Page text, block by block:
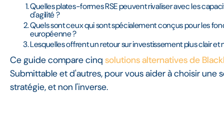
Quelles plates-formes RSE peuvent rivaliser avec les
d'agilité ?
Quels sont ceux qui sont spécialement conçus pour les
européenne ?
Lesquelles offrent un retour sur investissement plus clair et
Ce guide compare cinq solutions alternatives de
Submittable et d'autres, pour vous aider à choisir une
stratégie, et non l'inverse.